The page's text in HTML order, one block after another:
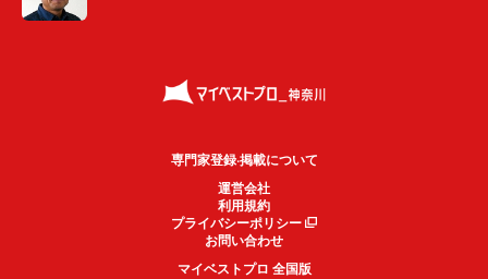
専門家登録·掲載について
運営会社
利用規約
プライバシーポリシー
お問い合わせ
マイベストプロ 全国版